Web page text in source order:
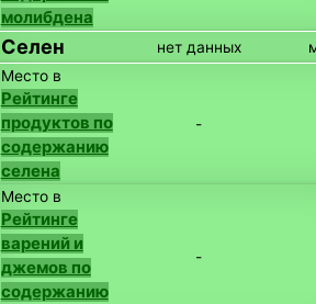
молибдена
Селен нет данных
Место в
Рейтинге
продуктов по
содержанию
селена
-
Место в
Рейтинге
варений и
джемов по
содержанию
-